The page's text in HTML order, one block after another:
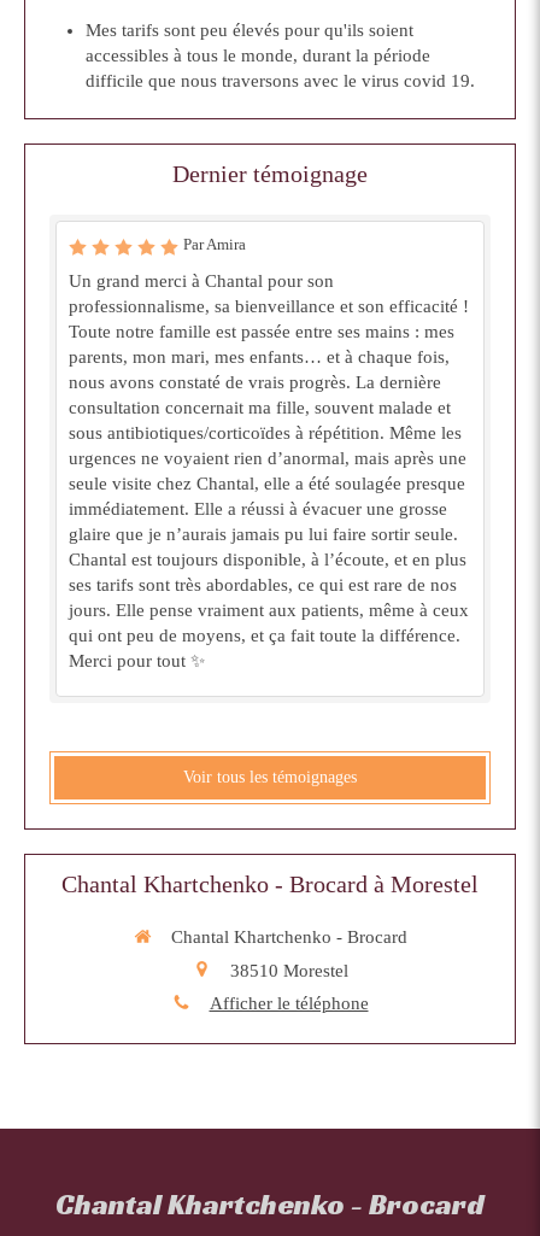
Mes tarifs sont peu élevés pour qu'ils soient
accessibles à tous le monde, durant la période
difficile que nous traversons avec le virus covid 19.
Dernier témoignage
Par Amira
Un grand merci à Chantal pour son
professionnalisme, sa bienveillance et son efficacité !
Toute notre famille est passée entre ses mains : mes
parents, mon mari, mes enfants… et à chaque fois,
nous avons constaté de vrais progrès. La dernière
consultation concernait ma fille, souvent malade et
sous antibiotiques/corticoïdes à répétition. Même les
urgences ne voyaient rien d’anormal, mais après une
seule visite chez Chantal, elle a été soulagée presque
immédiatement. Elle a réussi à évacuer une grosse
glaire que je n’aurais jamais pu lui faire sortir seule.
Chantal est toujours disponible, à l’écoute, et en plus
ses tarifs sont très abordables, ce qui est rare de nos
jours. Elle pense vraiment aux patients, même à ceux
qui ont peu de moyens, et ça fait toute la différence.
Merci pour tout ✨
Voir tous les témoignages
Chantal Khartchenko - Brocard à Morestel
Chantal Khartchenko - Brocard
38510 Morestel
Afficher le téléphone
Chantal Khartchenko - Brocard